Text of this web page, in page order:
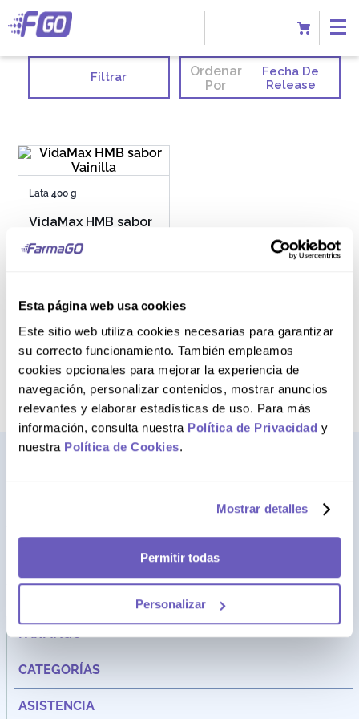
Esta página web usa cookies
Este sitio web utiliza cookies necesarias para garantizar
su correcto funcionamiento. También empleamos
cookies opcionales para mejorar la experiencia de
navegación, personalizar contenidos, mostrar anuncios
relevantes y elaborar estadísticas de uso. Para más
información, consulta nuestra Política de Privacidad y
nuestra Política de Cookies.
Mostrar detalles
Permitir todas
Personalizar
Filtrar
Ordenar
Por
Fecha De
Release
Lata 400 g
VidaMax HMB sabor
S/81.90
AGREGAR AL CARRITO
Av. Santa Cecilia Nro. 265 Ate - Lima, Perú
FARMAGO
CATEGORÍAS
ASISTENCIA